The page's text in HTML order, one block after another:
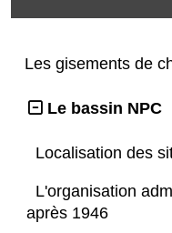
Les gisements de
Le bassin NPC
Localisation des
L'organisation
après 1946